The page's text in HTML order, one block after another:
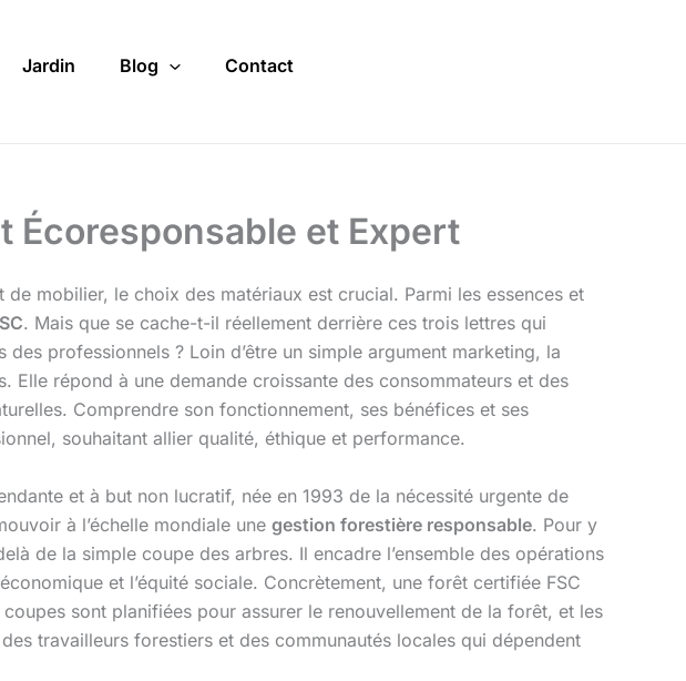
Jardin Blog Contact
Écoresponsable et Expert
de mobilier, le choix des matériaux est crucial. Parmi les essences et
. Mais que se cache-t-il réellement derrière ces trois lettres qui
professionnels ? Loin d’être un simple argument marketing, la
répond à une demande croissante des consommateurs et des
Comprendre son fonctionnement, ses bénéfices et ses
souhaitant allier qualité, éthique et performance.
et à but non lucratif, née en 1993 de la nécessité urgente de
à l’échelle mondiale une gestion forestière responsable. Pour y
de la simple coupe des arbres. Il encadre l’ensemble des opérations
et l’équité sociale. Concrètement, une forêt certifiée FSC
sont planifiées pour assurer le renouvellement de la forêt, et les
travailleurs forestiers et des communautés locales qui dépendent